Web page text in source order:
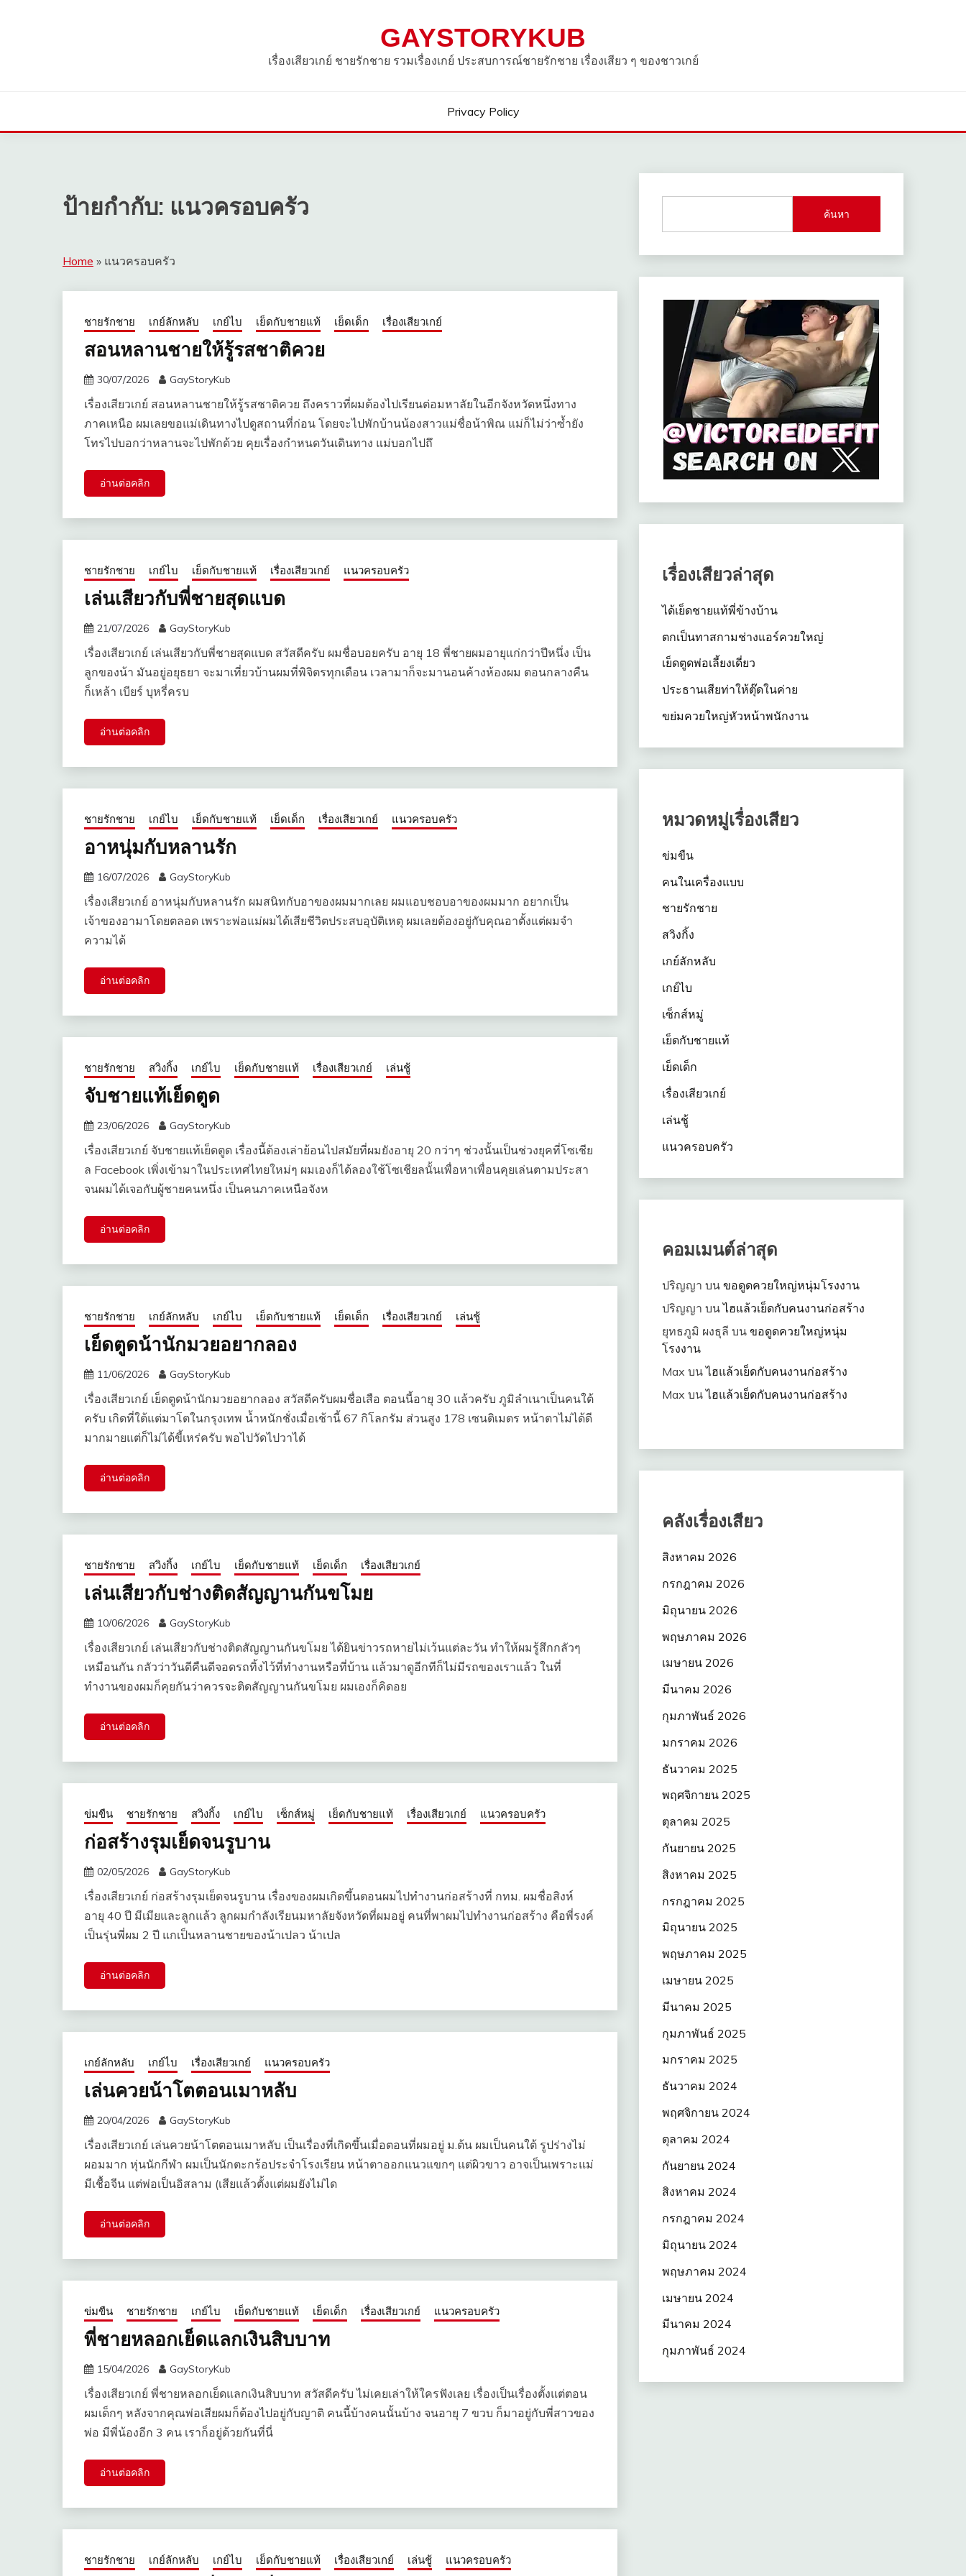
GAYSTORYKUB
เรื่องเสียวเกย์ ชายรักชาย รวมเรื่องเกย์ ประสบการณ์ชายรักชาย เรื่องเสียว ๆ ของชาวเกย์
Privacy Policy
ป้ายกำกับ: แนวครอบครัว
Home » แนวครอบครัว
ชายรักชาย เกย์ลักหลับ เกย์ไบ เย็ดกับชายแท้ เย็ดเด็ก เรื่องเสียวเกย์
สอนหลานชายให้รู้รสชาติควย
30/07/2026 GayStoryKub
เรื่องเสียวเกย์ สอนหลานชายให้รู้รสชาติควย ถึงคราวที่ผมต้องไปเรียนต่อมหาลัยในอีกจังหวัดหนึ่งทาง
ภาคเหนือ ผมเลยขอแม่เดินทางไปดูสถานที่ก่อน โดยจะไปพักบ้านน้องสาวแม่ชื่อน้าพิณ แม่ก็ไม่ว่าซ้ำยัง
โทรไปบอกว่าหลานจะไปพักด้วย คุยเรื่องกำหนดวันเดินทาง แม่บอกไปถึ
อ่านต่อคลิก
ชายรักชาย เกย์ไบ เย็ดกับชายแท้ เรื่องเสียวเกย์ แนวครอบครัว
เล่นเสียวกับพี่ชายสุดแบด
21/07/2026 GayStoryKub
เรื่องเสียวเกย์ เล่นเสียวกับพี่ชายสุดแบด สวัสดีครับ ผมชื่อบอยครับ อายุ 18 พี่ชายผมอายุแก่กว่าปีหนึ่ง เป็น
ลูกของน้า มันอยู่อยุธยา จะมาเที่ยวบ้านผมที่พิจิตรทุกเดือน เวลามาก็จะมานอนค้างห้องผม ตอนกลางคืน
ก็เหล้า เบียร์ บุหรี่ครบ
อ่านต่อคลิก
ชายรักชาย เกย์ไบ เย็ดกับชายแท้ เย็ดเด็ก เรื่องเสียวเกย์ แนวครอบครัว
อาหนุ่มกับหลานรัก
16/07/2026 GayStoryKub
เรื่องเสียวเกย์ อาหนุ่มกับหลานรัก ผมสนิทกับอาของผมมากเลย ผมแอบชอบอาของผมมาก อยากเป็น
เจ้าของอามาโดยตลอด เพราะพ่อแม่ผมได้เสียชีวิตประสบอุบัติเหตุ ผมเลยต้องอยู่กับคุณอาตั้งแต่ผมจำ
ความได้
อ่านต่อคลิก
ชายรักชาย สวิงกิ้ง เกย์ไบ เย็ดกับชายแท้ เรื่องเสียวเกย์ เล่นชู้
จับชายแท้เย็ดตูด
23/06/2026 GayStoryKub
เรื่องเสียวเกย์ จับชายแท้เย็ดตูด เรื่องนี้ต้องเล่าย้อนไปสมัยที่ผมยังอายุ 20 กว่าๆ ช่วงนั้นเป็นช่วงยุคที่โซเชีย
ล Facebook เพิ่งเข้ามาในประเทศไทยใหม่ๆ ผมเองก็ได้ลองใช้โซเชียลนั้นเพื่อหาเพื่อนคุยเล่นตามประสา
จนผมได้เจอกับผู้ชายคนหนึ่ง เป็นคนภาคเหนือจังห
อ่านต่อคลิก
ชายรักชาย เกย์ลักหลับ เกย์ไบ เย็ดกับชายแท้ เย็ดเด็ก เรื่องเสียวเกย์ เล่นชู้
เย็ดตูดน้านักมวยอยากลอง
11/06/2026 GayStoryKub
เรื่องเสียวเกย์ เย็ดตูดน้านักมวยอยากลอง สวัสดีครับผมชื่อเสือ ตอนนี้อายุ 30 แล้วครับ ภูมิลำเนาเป็นคนใต้
ครับ เกิดที่ใต้แต่มาโตในกรุงเทพ น้ำหนักชั่งเมื่อเช้านี้ 67 กิโลกรัม ส่วนสูง 178 เซนติเมตร หน้าตาไม่ได้ดี
มากมายแต่ก็ไม่ได้ขี้เหร่ครับ พอไปวัดไปวาได้
อ่านต่อคลิก
ชายรักชาย สวิงกิ้ง เกย์ไบ เย็ดกับชายแท้ เย็ดเด็ก เรื่องเสียวเกย์
เล่นเสียวกับช่างติดสัญญานกันขโมย
10/06/2026 GayStoryKub
เรื่องเสียวเกย์ เล่นเสียวกับช่างติดสัญญานกันขโมย ได้ยินข่าวรถหายไม่เว้นแต่ละวัน ทำให้ผมรู้สึกกลัวๆ
เหมือนกัน กลัวว่าวันดีคืนดีจอดรถทิ้งไว้ที่ทำงานหรือที่บ้าน แล้วมาดูอีกทีก็ไม่มีรถของเราแล้ว ในที่
ทำงานของผมก็คุยกันว่าควรจะติดสัญญานกันขโมย ผมเองก็คิดอย
อ่านต่อคลิก
ข่มขืน ชายรักชาย สวิงกิ้ง เกย์ไบ เซ็กส์หมู่ เย็ดกับชายแท้ เรื่องเสียวเกย์ แนวครอบครัว
ก่อสร้างรุมเย็ดจนรูบาน
02/05/2026 GayStoryKub
เรื่องเสียวเกย์ ก่อสร้างรุมเย็ดจนรูบาน เรื่องของผมเกิดขึ้นตอนผมไปทำงานก่อสร้างที่ กทม. ผมชื่อสิงห์
อายุ 40 ปี มีเมียและลูกแล้ว ลูกผมกำลังเรียนมหาลัยจังหวัดที่ผมอยู่ คนที่พาผมไปทำงานก่อสร้าง คือพี่รงค์
เป็นรุ่นพี่ผม 2 ปี แกเป็นหลานชายของน้าเปลว น้าเปล
อ่านต่อคลิก
เกย์ลักหลับ เกย์ไบ เรื่องเสียวเกย์ แนวครอบครัว
เล่นควยน้าโตตอนเมาหลับ
20/04/2026 GayStoryKub
เรื่องเสียวเกย์ เล่นควยน้าโตตอนเมาหลับ เป็นเรื่องที่เกิดขึ้นเมื่อตอนที่ผมอยู่ ม.ต้น ผมเป็นคนใต้ รูปร่างไม่
ผอมมาก หุ่นนักกีฬา ผมเป็นนักตะกร้อประจำโรงเรียน หน้าตาออกแนวแขกๆ แต่ผิวขาว อาจเป็นเพราะแม่
มีเชื้อจีน แต่พ่อเป็นอิสลาม (เสียแล้วตั้งแต่ผมยังไม่ได
อ่านต่อคลิก
ข่มขืน ชายรักชาย เกย์ไบ เย็ดกับชายแท้ เย็ดเด็ก เรื่องเสียวเกย์ แนวครอบครัว
พี่ชายหลอกเย็ดแลกเงินสิบบาท
15/04/2026 GayStoryKub
เรื่องเสียวเกย์ พี่ชายหลอกเย็ดแลกเงินสิบบาท สวัสดีครับ ไม่เคยเล่าให้ใครฟังเลย เรื่องเป็นเรื่องตั้งแต่ตอน
ผมเด็กๆ หลังจากคุณพ่อเสียผมก็ต้องไปอยู่กับญาติ คนนี้บ้างคนนั้นบ้าง จนอายุ 7 ขวบ ก็มาอยู่กับพี่สาวของ
พ่อ มีพี่น้องอีก 3 คน เราก็อยู่ด้วยกันที่นี่
อ่านต่อคลิก
ชายรักชาย เกย์ลักหลับ เกย์ไบ เย็ดกับชายแท้ เรื่องเสียวเกย์ เล่นชู้ แนวครอบครัว
ค้นหา
เรื่องเสียวล่าสุด
ได้เย็ดชายแท้พี่ข้างบ้าน
ตกเป็นทาสกามช่างแอร์ควยใหญ่
เย็ดตูดพ่อเลี้ยงเดี่ยว
ประธานเสียท่าให้ตุ๊ดในค่าย
ขย่มควยใหญ่หัวหน้าพนักงาน
หมวดหมู่เรื่องเสียว
ข่มขืน
คนในเครื่องแบบ
ชายรักชาย
สวิงกิ้ง
เกย์ลักหลับ
เกย์ไบ
เซ็กส์หมู่
เย็ดกับชายแท้
เย็ดเด็ก
เรื่องเสียวเกย์
เล่นชู้
แนวครอบครัว
คอมเมนต์ล่าสุด
ปริญญา บน ขอดูดควยใหญ่หนุ่มโรงงาน
ปริญญา บนไฮแล้วเย็ดกับคนงานก่อสร้าง
ยุทธภูมิ ผงธุลี บน ขอดูดควยใหญ่หนุ่ม
โรงงาน
Max บนไฮแล้วเย็ดกับคนงานก่อสร้าง
Max บนไฮแล้วเย็ดกับคนงานก่อสร้าง
คลังเรื่องเสียว
สิงหาคม 2026
กรกฎาคม 2026
มิถุนายน 2026
พฤษภาคม 2026
เมษายน 2026
มีนาคม 2026
กุมภาพันธ์ 2026
มกราคม 2026
ธันวาคม 2025
พฤศจิกายน 2025
ตุลาคม 2025
กันยายน 2025
สิงหาคม 2025
กรกฎาคม 2025
มิถุนายน 2025
พฤษภาคม 2025
เมษายน 2025
มีนาคม 2025
กุมภาพันธ์ 2025
มกราคม 2025
ธันวาคม 2024
พฤศจิกายน 2024
ตุลาคม 2024
กันยายน 2024
สิงหาคม 2024
กรกฎาคม 2024
มิถุนายน 2024
พฤษภาคม 2024
เมษายน 2024
มีนาคม 2024
กุมภาพันธ์ 2024